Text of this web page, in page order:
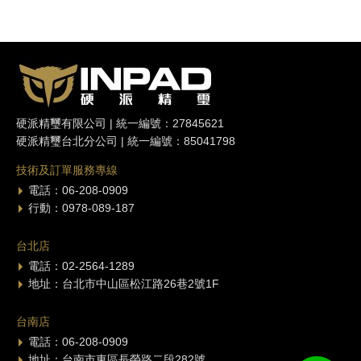
硬派精璽有限公司 | 統一編號：27845621
硬派精璽台北分公司 | 統一編號：85041798
技術及訂單服務專線
電話：06-208-0909
行動：0978-089-187
台北店
電話：02-2564-1289
地址：台北市中山區松江路26巷2號1F
台南店
電話：06-208-0909